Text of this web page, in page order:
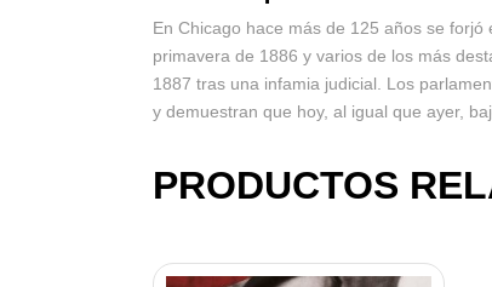
En Chicago hace más de 125 años se
primavera de 1886 y varios de los más
1887 tras una infamia judicial. Los
y demuestran que hoy, al igual que ayer,
PRODUCTOS